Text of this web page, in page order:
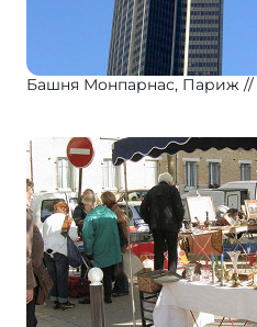
Башня Монпарнас, Париж